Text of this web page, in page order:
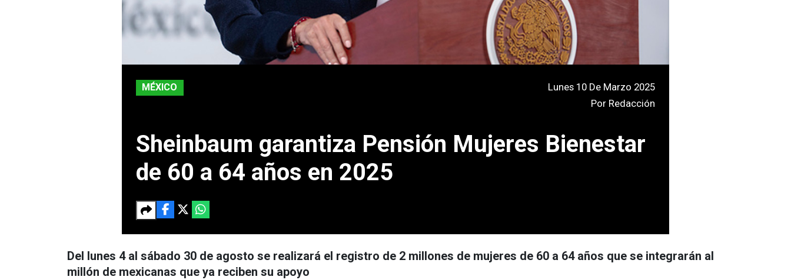
MÉXICO
Lunes 10 De Marzo 2025
Por Redacción
Sheinbaum garantiza Pensión Mujeres Bienestar
de 60 a 64 años en 2025
Del lunes 4 al sábado 30 de agosto se realizará el registro de 2 millones de mujeres de 60 a 64 años que se integrarán al
millón de mexicanas que ya reciben su apoyo